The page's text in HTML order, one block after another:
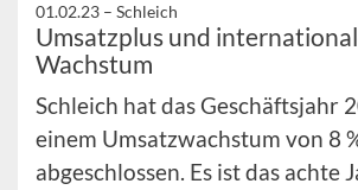
01.02.23 – Schleich
Umsatzplus und
Wachstum
Schleich hat das Geschäftsjahr
einem Umsatzwachstum von 8
abgeschlossen. Es ist das achte